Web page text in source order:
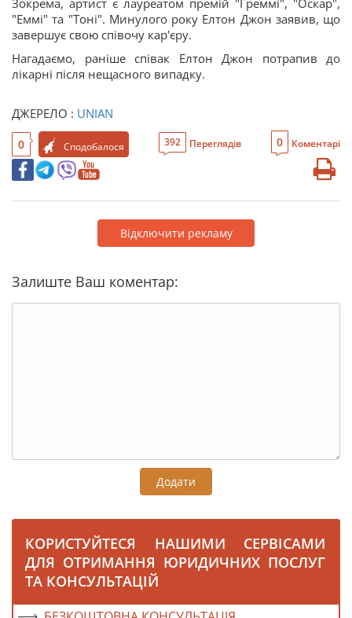
Зокрема, артист є лауреатом премій "Ґреммі", "Оскар",
"Еммі" та "Тоні". Минулого року Елтон Джон заявив, що
завершує свою співочу кар'єру.
Нагадаємо, раніше співак Елтон Джон потрапив до
лікарні після нещасного випадку.
ДЖЕРЕЛО : UNIAN
0 Сподобалося 392 Переглядів 0 Коментарі
Відключити рекламу
Залиште Ваш коментар:
Додати
КОРИСТУЙТЕСЯ НАШИМИ СЕРВІСАМИ
ДЛЯ ОТРИМАННЯ ЮРИДИЧНИХ ПОСЛУГ
ТА КОНСУЛЬТАЦІЙ